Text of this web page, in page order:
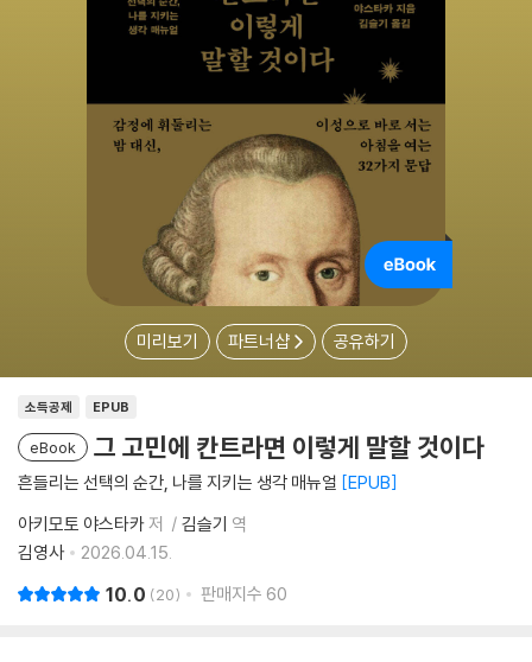
미리보기 파트너샵 공유하기
소득공제 EPUB
eBook 그 고민에 칸트라면 이렇게 말할 것이다
흔들리는 선택의 순간, 나를 지키는 생각 매뉴얼 EPUB
아키모토 야스타카저 김슬기 역
김영사
2026.04.15.
10.0 20 판매지수 60